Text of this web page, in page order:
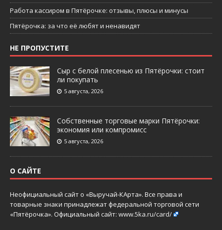
Работа кассиром в Пятёрочке: отзывы, плюсы и минусы
Пятёрочка: за что её любят и ненавидят
НЕ ПРОПУСТИТЕ
Сыр с белой плесенью из Пятёрочки: стоит
ли покупать
5 августа, 2026
Собственные торговые марки Пятёрочки:
экономия или компромисс
5 августа, 2026
О САЙТЕ
Неофициальный сайт о «Выручай-КАрта». Все права и
товарные знаки принадлежат федеральной торговой сети
«Пятёрочка». Официальный сайт: www.5ka.ru/card/